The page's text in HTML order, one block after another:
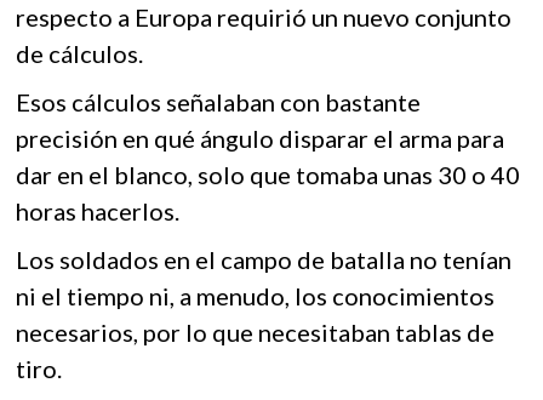
respecto a Europa requirió un nuevo conjunto
de cálculos.
Esos cálculos señalaban con bastante
precisión en qué ángulo disparar el arma para
dar en el blanco, solo que tomaba unas 30 o 40
horas hacerlos.
Los soldados en el campo de batalla no tenían
ni el tiempo ni, a menudo, los conocimientos
necesarios, por lo que necesitaban tablas de
tiro.